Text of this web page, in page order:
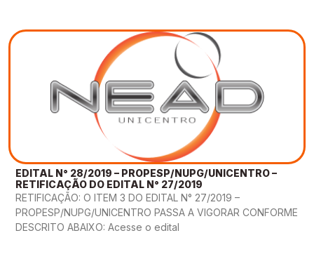
EDITAL N° 28/2019 – PROPESP/NUPG/UNICENTRO –
RETIFICAÇÃO DO EDITAL N° 27/2019
RETIFICAÇÃO: O ITEM 3 DO EDITAL N° 27/2019 –
PROPESP/NUPG/UNICENTRO PASSA A VIGORAR CONFORME
DESCRITO ABAIXO: Acesse o edital